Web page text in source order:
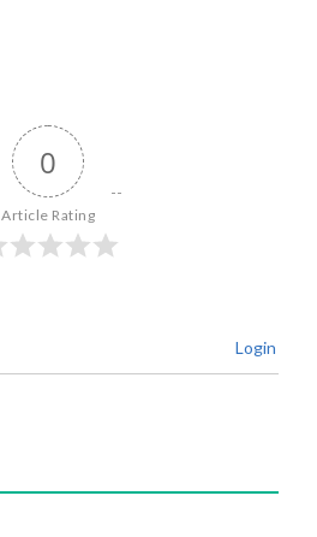
0
Article Rating
Login